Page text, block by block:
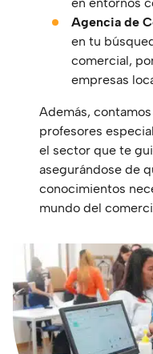
Agencia de
en tu
comercial,
empresas
Además,
profesores
el sector que te
asegurándose de
conocimientos
mundo del